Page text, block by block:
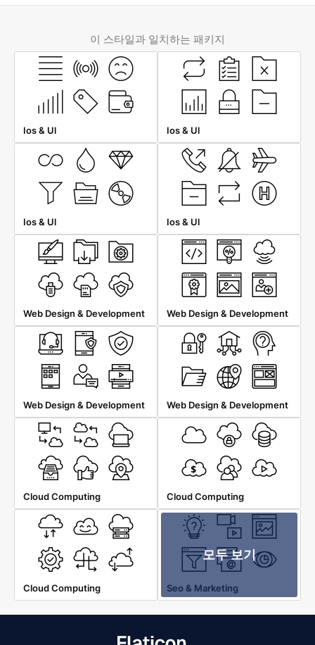
이 스타일과 일치하는 패키지
Ios & Ul Ios & Ul
Ios & Ul Ios & Ul
Web Design & Development Web Design & Development
Web Design & Development Web Design & Development
Cloud Computing Cloud Computing
Cloud Computing
모두 보기
Seo & Marketing